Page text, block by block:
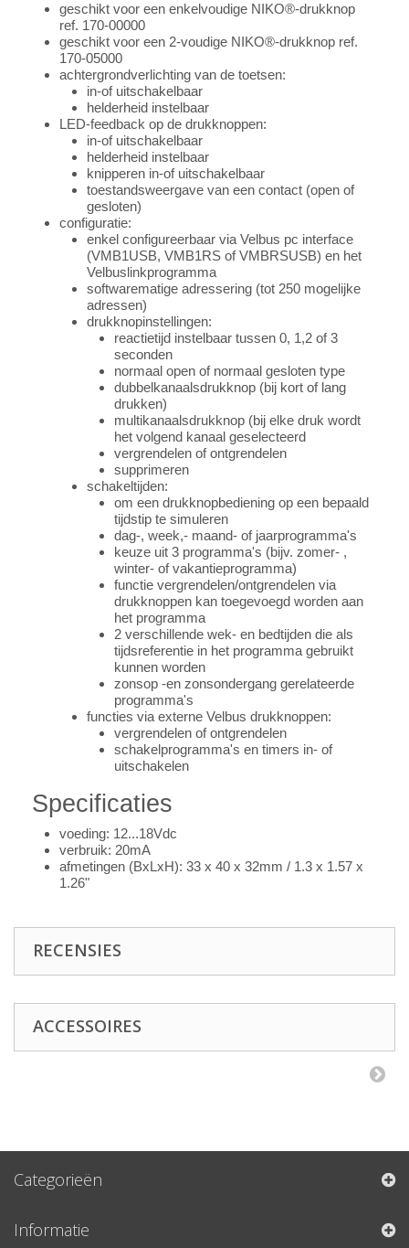
geschikt voor een enkelvoudige NIKO®-drukknop
ref. 170-00000
geschikt voor een 2-voudige NIKO®-drukknop ref.
170-05000
achtergrondverlichting van de toetsen:
in-of uitschakelbaar
helderheid instelbaar
LED-feedback op de drukknoppen:
in-of uitschakelbaar
helderheid instelbaar
knipperen in-of uitschakelbaar
toestandsweergave van een contact (open of
gesloten)
configuratie:
enkel configureerbaar via Velbus pc interface
(VMB1USB, VMB1RS of VMBRSUSB) en het
Velbuslinkprogramma
softwarematige adressering (tot 250 mogelijke
adressen)
drukknopinstellingen:
reactietijd instelbaar tussen 0, 1,2 of 3
seconden
normaal open of normaal gesloten type
dubbelkanaalsdrukknop (bij kort of lang
drukken)
multikanaalsdrukknop (bij elke druk wordt
het volgend kanaal geselecteerd
vergrendelen of ontgrendelen
supprimeren
schakeltijden:
om een drukknopbediening op een bepaald
tijdstip te simuleren
dag-, week,- maand- of jaarprogramma's
keuze uit 3 programma's (bijv. zomer- ,
winter- of vakantieprogramma)
functie vergrendelen/ontgrendelen via
drukknoppen kan toegevoegd worden aan
het programma
2 verschillende wek- en bedtijden die als
tijdsreferentie in het programma gebruikt
kunnen worden
zonsop -en zonsondergang gerelateerde
programma's
functies via externe Velbus drukknoppen:
vergrendelen of ontgrendelen
schakelprogramma's en timers in- of
uitschakelen
Specificaties
voeding: 12...18Vdc
verbruik: 20mA
afmetingen (BxLxH): 33 x 40 x 32mm / 1.3 x 1.57 x
1.26"
RECENSIES
ACCESSOIRES
Categorieën
Informatie